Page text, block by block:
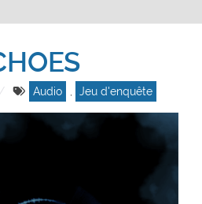
Audio , Jeu d'enquête